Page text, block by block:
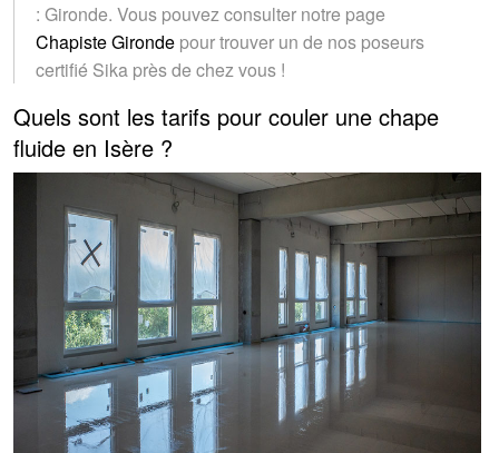
: Gironde. Vous pouvez consulter notre page
Chapiste Gironde pour trouver un de nos poseurs
certifié Sika près de chez vous !
Quels sont les tarifs pour couler une chape
fluide en Isère ?